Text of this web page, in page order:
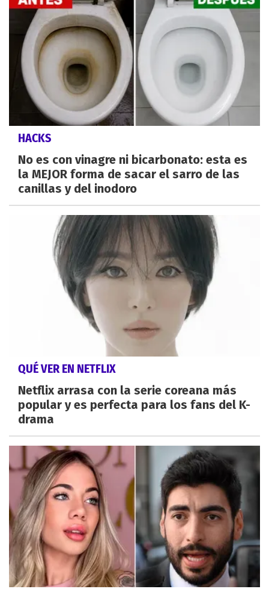
HACKS
No es con vinagre ni bicarbonato: esta es
la MEJOR forma de sacar el sarro de las
canillas y del inodoro
QUÉ VER EN NETFLIX
Netflix arrasa con la serie coreana más
popular y es perfecta para los fans del K-
drama